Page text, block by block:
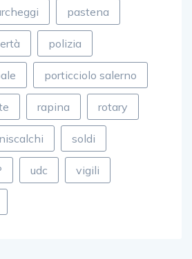
pastena
polizia
porticciolo salerno
rapina rotary
soldi
udc vigili